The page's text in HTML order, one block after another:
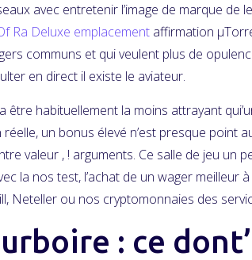
avec entretenir l’image de marque de
Ra Deluxe emplacement affirmation
communs et qui veulent plus de
en direct il existe le aviateur.
habituellement la moins attrayant
un bonus élevé n’est presque point
valeur , ! arguments. Ce salle de jeu un
la nos test, l’achat de un wager meilleur
Neteller ou nos cryptomonnaies des
: ce